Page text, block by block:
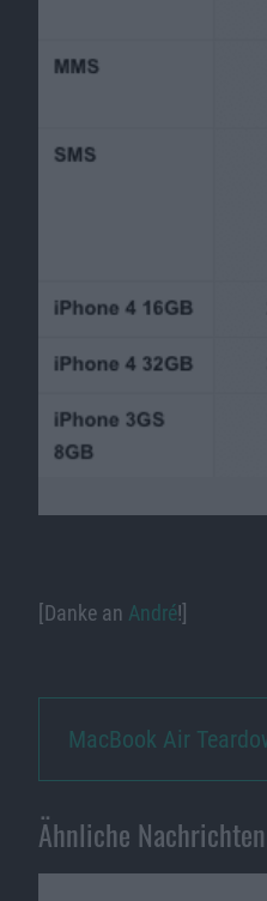
[Danke an André!]
MacBook Air
Ähnliche Nachrichten